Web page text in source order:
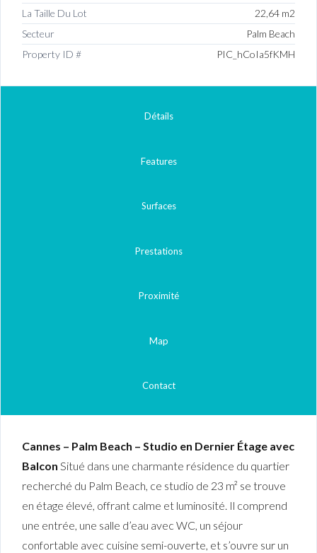
La Taille Du Lot
22,64 m2
Secteur
Palm Beach
Property ID #
PIC_hCoIa5fKMH
Détails
Features
Surfaces
Prestations
Proximité
Map
Contact
Cannes – Palm Beach – Studio en Dernier Étage avec
Balcon Situé dans une charmante résidence du quartier
recherché du Palm Beach, ce studio de 23 m² se trouve
en étage élevé, offrant calme et luminosité. Il comprend
une entrée, une salle d’eau avec WC, un séjour
confortable avec cuisine semi-ouverte, et s’ouvre sur un